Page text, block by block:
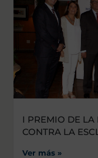
I PREMIO DE
CONTRA LA
Ver más »